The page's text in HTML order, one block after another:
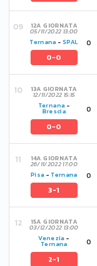
12A GIORNATA
05/11/2022 13:00
Ternana - SPAL
0-0
0
13A GIORNATA
12/11/2022 15:15
Ternana -
Brescia
0-0
0
14A GIORNATA
26/11/2022 17:00
Pisa - Ternana
3-1
0
15A GIORNATA
03/12/2022 13:00
Venezia -
Ternana
2-1
0